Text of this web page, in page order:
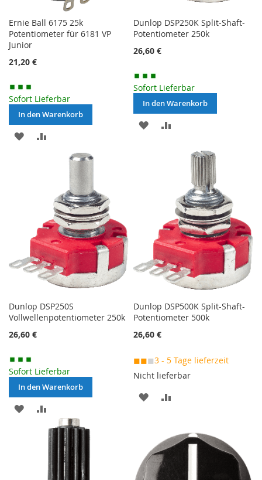
Ernie Ball 6175 25k
Potentiometer für 6181 VP
Junior
21,20 €
Sofort Lieferbar
In den Warenkorb
MERKEN
VERGLEICHSLISTE
Dunlop DSP250K Split-Shaft-
Potentiometer 250k
26,60 €
Sofort Lieferbar
In den Warenkorb
MERKEN
HINZUFÜGEN
Dunlop DSP250S
Vollwellenpotentiometer 250k
26,60 €
Sofort Lieferbar
In den Warenkorb
MERKEN
VERGLEICHSLISTE
HINZUFÜGEN
Dunlop DSP500K Split-Shaft-
Potentiometer 500k
26,60 €
◼◼◼3 - 5 Tage lieferzeit
Nicht lieferbar
MERKEN
HINZUFÜGEN